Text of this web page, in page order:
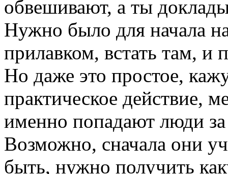
обвешивают, а ты
Нужно было для начала
прилавком, встать там, и
Но даже это простое,
практическое действие,
именно попадают люди
Возможно, сначала они
быть, нужно получить